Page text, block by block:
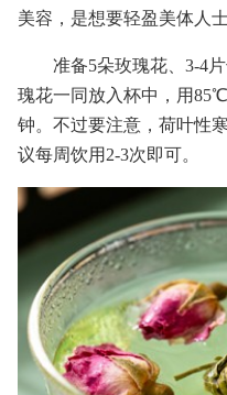
美容，是想要轻盈美体人
准备5朵玫瑰花、3-4
瑰花一同放入杯中，用
钟。不过要注意，荷叶性
议每周饮用2-3次即可。